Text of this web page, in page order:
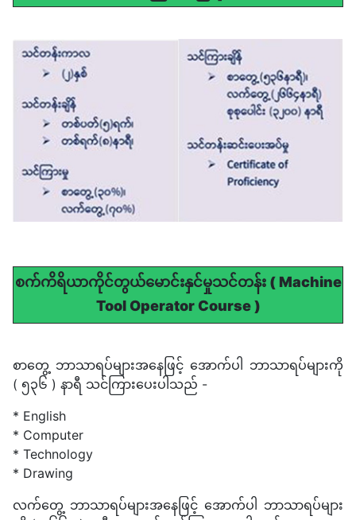
စက်ကိရိယာကိုင်တွယ်မောင်းနှင်မှုသင်တန်း ( Machine
Tool Operator Course )
စာတွေ့ ဘာသာရပ်များအနေဖြင့် အောက်ပါ ဘာသာရပ်များကို
( ၅၃၆ ) နာရီ သင်ကြားပေးပါသည် -
* English
* Computer
* Technology
* Drawing
လက်တွေ့ ဘာသာရပ်များအနေဖြင့် အောက်ပါ ဘာသာရပ်များ